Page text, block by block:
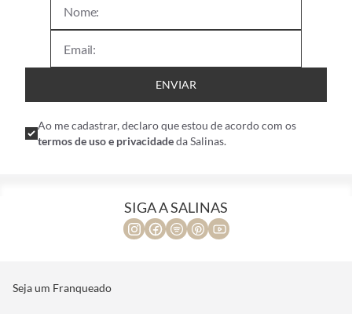
ENVIAR
Ao me cadastrar, declaro que estou de acordo com os
termos de uso e privacidadeda Salinas.
SIGA A SALINAS
Seja um Franqueado